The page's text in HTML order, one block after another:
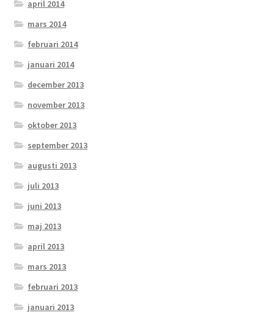
april 2014
mars 2014
februari 2014
januari 2014
december 2013
november 2013
oktober 2013
september 2013
augusti 2013
juli 2013
juni 2013
maj 2013
april 2013
mars 2013
februari 2013
januari 2013